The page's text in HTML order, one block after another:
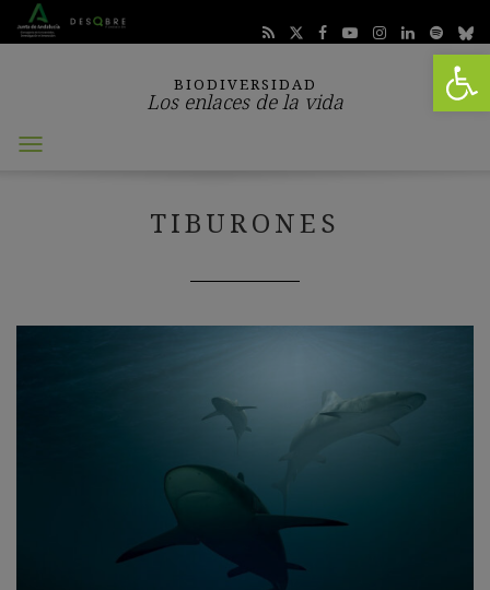
Abrir
BIODIVERSIDAD
Los enlaces de la vida
Abrir
TIBURONES